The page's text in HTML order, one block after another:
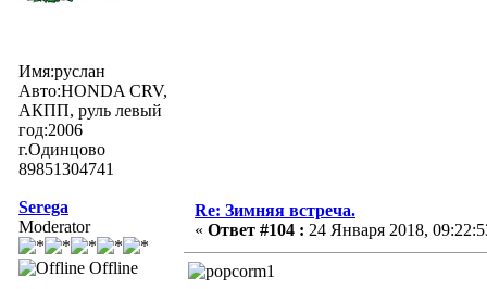
Имя:руслан
Авто:HONDA CRV,
АКПП, руль левый
год:2006
г.Одинцово
89851304741
Serega
Moderator
Offline
Re: Зимняя встреча.
« Ответ #104 : 24 Января 2018,